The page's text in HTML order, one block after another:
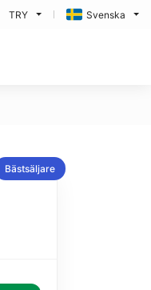
TRY Svenska
Bästsäljare